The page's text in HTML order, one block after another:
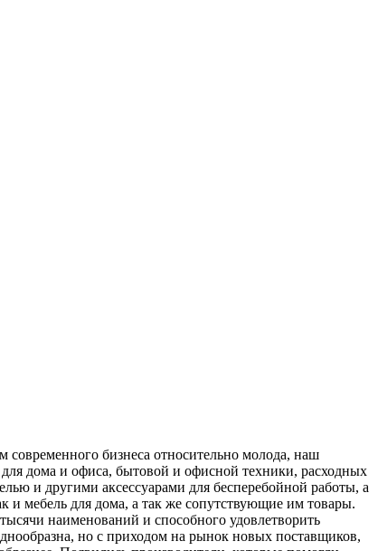
современного бизнеса относительно молода, наш
дома и офиса, бытовой и офисной техники, расходных
и другими аксессуарами для бесперебойной работы, а
и мебель для дома, а так же сопутствующие им товары.
наименований и способного удовлетворить
но с приходом на рынок новых поставщиков,